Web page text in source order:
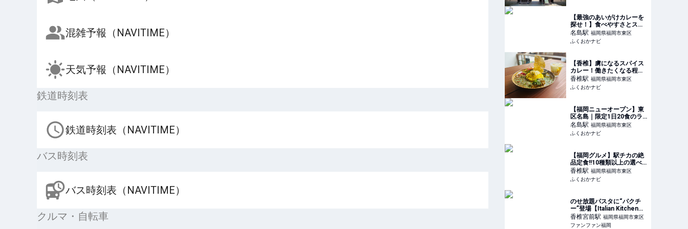
混雑予報（NAVITIME）
天気予報（NAVITIME）
鉄道時刻表
鉄道時刻表（NAVITIME）
バス時刻表
バス時刻表（NAVITIME）
クルマ・自転車
【最強のあいがけカレーを
探せ！】食べやすさとスパ
イス感の完璧なバランス！
｜和平カレー | ふくおかナ
名島駅 福岡県福岡市東区
ふくおかナビ
【香椎】虜になるスパイス
カレー！働きたくなる程の
美味しさの裏側に迫る
香椎駅 福岡県福岡市東区
ふくおかナビ
【福岡ニューオープン】東
区名島｜限定1日20食のラ
ンチセットは必食!貝の旨味
がぎっしり超回復スープ
『貝そば 珠や』 | ふくおか
名島駅 福岡県福岡市東区
ふくおかナビ
【福岡グルメ】駅チカの絶
品定食!!10種類以上の選べ
るおかずが魅力的!!『食堂
海トごはん』 | ふくおかナ
香椎駅 福岡県福岡市東区
ふくおかナビ
のせ放題パスタに“パクチ
ー”登場【Italian Kitchen
VANSAN】 | ファンファン
福岡
香椎宮前駅 福岡県福岡市東区
ファンファン福岡